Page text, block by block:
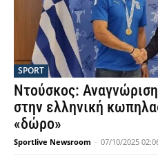
SPORT
Ντούσκος:
στην ελληνική
«δώρο»
Sportlive Newsroom - 07/10/2025